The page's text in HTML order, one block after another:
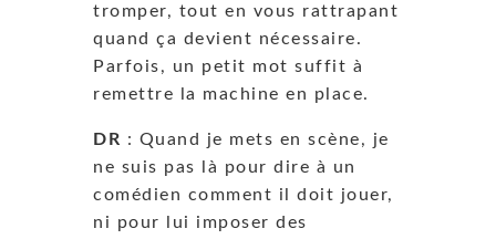
tromper, tout en vous rattrapant
quand ça devient nécessaire.
Parfois, un petit mot suffit à
remettre la machine en place.
DR : Quand je mets en scène, je
ne suis pas là pour dire à un
comédien comment il doit jouer,
ni pour lui imposer des